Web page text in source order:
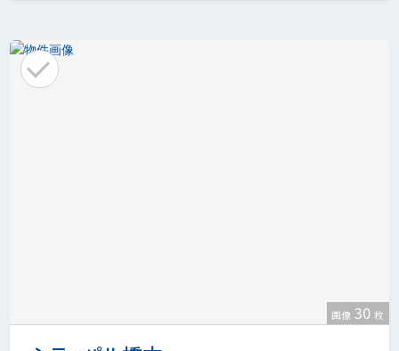
画像 30 枚